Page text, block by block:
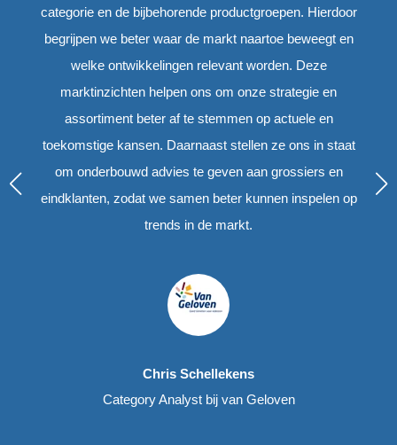
categorie en de bijbehorende productgroepen. Hierdoor
begrijpen we beter waar de markt naartoe beweegt en
welke ontwikkelingen relevant worden. Deze
marktinzichten helpen ons om onze strategie en
assortiment beter af te stemmen op actuele en
toekomstige kansen. Daarnaast stellen ze ons in staat
om onderbouwd advies te geven aan grossiers en
eindklanten, zodat we samen beter kunnen inspelen op
trends in de markt.
Chris Schellekens
Category Analyst bij van Geloven